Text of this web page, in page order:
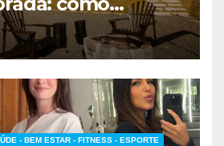
melhor
- BEM ESTAR - FITNESS - ESPORTE